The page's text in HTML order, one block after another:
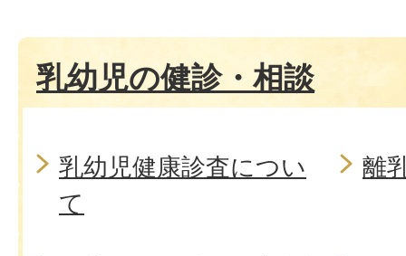
乳幼児の健診・相談
乳幼児健康診査につい
て
離